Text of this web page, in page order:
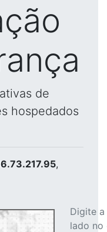
de
hospedados
,
Digite
lado no